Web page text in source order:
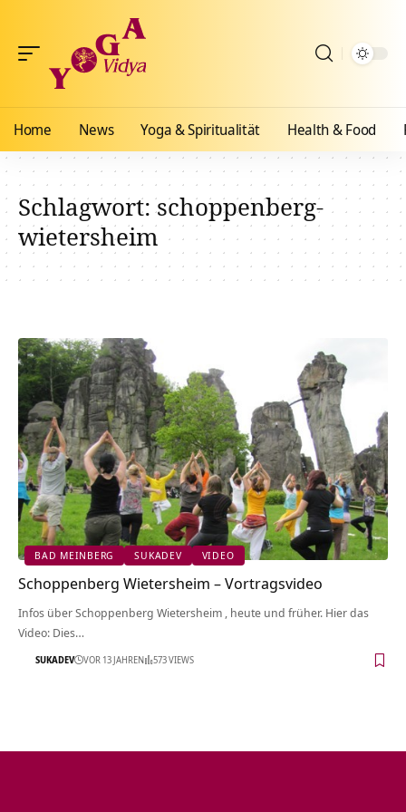
Home News Yoga & Spiritualität Health & Food
Schlagwort:schoppenberg-
wietersheim
BAD MEINBERG SUKADEV VIDEO
Schoppenberg Wietersheim‏‎ – Vortragsvideo
Infos über Schoppenberg Wietersheim‏‎ , heute und früher. Hier das
Video: Dies…
SUKADEV VOR 13 JAHREN 573 VIEWS